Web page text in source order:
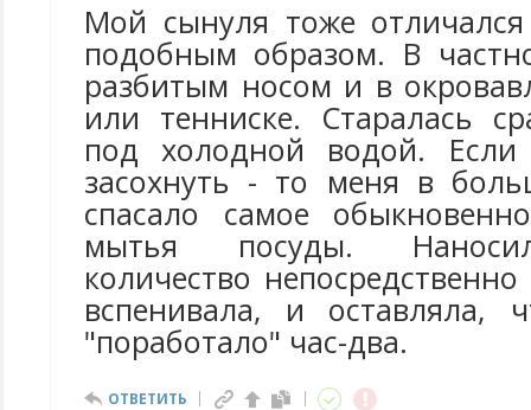
Мой сынуля тоже
подобным образом. В
разбитым носом и в
или тенниске. Старалась
под холодной водой. Если
засохнуть - то меня в
спасало самое
мытья посуды.
количество
вспенивала, и оставляла,
"поработало" час-два.
ОТВЕТИТЬ